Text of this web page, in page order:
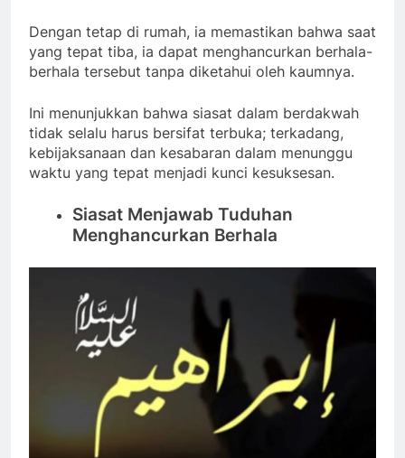
Dengan tetap di rumah, ia memastikan bahwa saat
yang tepat tiba, ia dapat menghancurkan berhala-
berhala tersebut tanpa diketahui oleh kaumnya.
Ini menunjukkan bahwa siasat dalam berdakwah
tidak selalu harus bersifat terbuka; terkadang,
kebijaksanaan dan kesabaran dalam menunggu
waktu yang tepat menjadi kunci kesuksesan.
Siasat Menjawab Tuduhan
Menghancurkan Berhala